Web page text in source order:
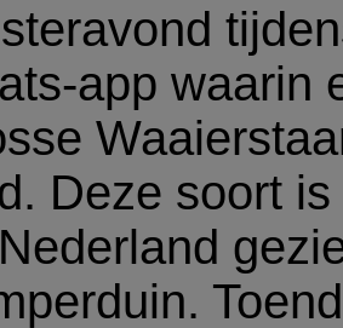
app waarin
Deze soort